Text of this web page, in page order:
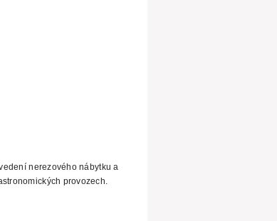
nerezového nábytku a
provozech.